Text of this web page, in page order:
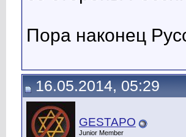
Пора наконец
16.05.2014, 05:29
GESTAPO
Junior Member